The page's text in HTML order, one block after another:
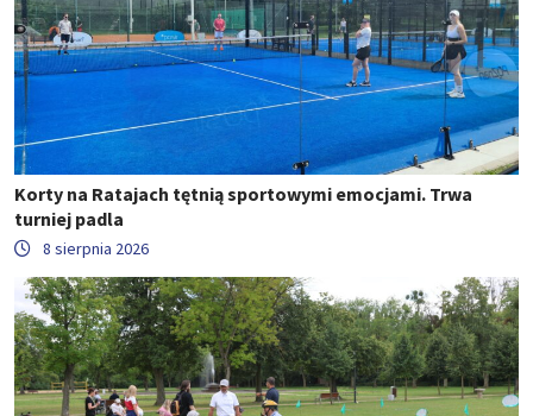
Korty na Ratajach tętnią sportowymi emocjami. Trwa
turniej padla
8 sierpnia 2026